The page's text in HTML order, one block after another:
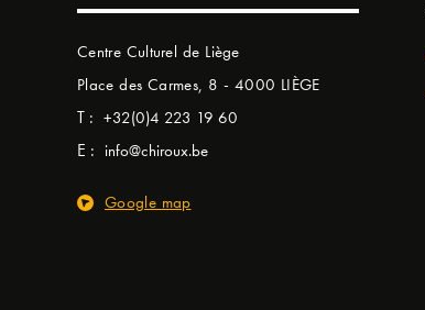
Centre Culturel de Liège
Place des Carmes, 8 - 4000 LIÈGE
T : +32(0)4 223 19 60
E : info@chiroux.be
Google map